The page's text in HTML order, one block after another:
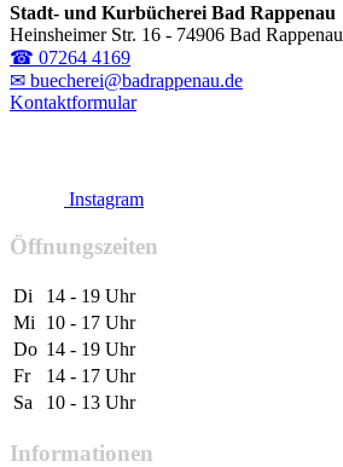
Stadt- und Kurbücherei Bad Rappenau
Heinsheimer Str. 16 - 74906 Bad Rappenau
☎ 07264 4169
✉ buecherei@badrappenau.de
Kontaktformular
Instagram
Öffnungszeiten
Di
14 - 19 Uhr
Mi
10 - 17 Uhr
Do 14 - 19 Uhr
Fr
14 - 17 Uhr
Sa
10 - 13 Uhr
Informationen